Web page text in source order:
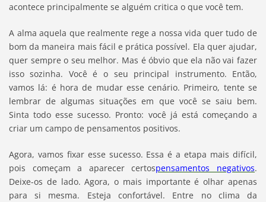
acontece principalmente se alguém critica o que você tem.
A alma aquela que realmente rege a nossa vida quer tudo de
bom da maneira mais fácil e prática possível. Ela quer ajudar,
quer sempre o seu melhor. Mas é óbvio que ela não vai fazer
isso sozinha. Você é o seu principal instrumento. Então,
vamos lá: é hora de mudar esse cenário. Primeiro, tente se
lembrar de algumas situações em que você se saiu bem.
Sinta todo esse sucesso. Pronto: você já está começando a
criar um campo de pensamentos positivos.
Agora, vamos fixar esse sucesso. Essa é a etapa mais difícil,
pois começam a aparecer certospensamentos negativos.
Deixe-os de lado. Agora, o mais importante é olhar apenas
para si mesma. Esteja confortável. Entre no clima da